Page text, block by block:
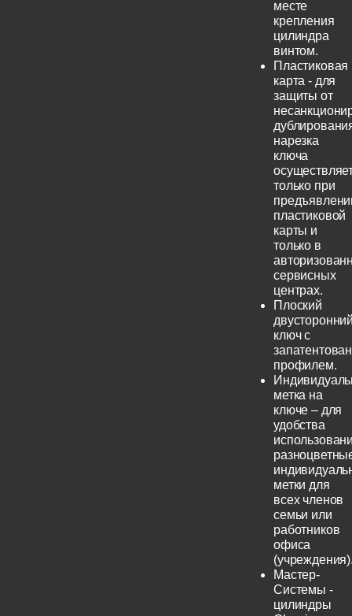
месте
крепления
цилиндра
винтом.
Пластиковая
карта - для
защиты от
нарезка
ключа
только при
пластиковой
карты и
только в
сервисных
центрах.
Плоский
ключ с
профилем.
метка на
ключе – для
удобства
метки для
всех членов
семьи или
работников
офиса
Мастер-
Системы -
цилиндры